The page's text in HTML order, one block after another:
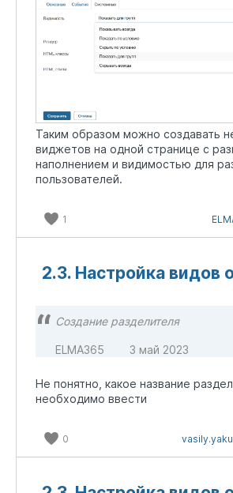
Таким образом можно создавать
виджетов на одной странице с
наполнением и видимостью для
пользователей.
1
2.3. Настройка видов
Создание разделителя
ELMA365 3 май 2023
Не понятно, какое название
необходимо ввести
0